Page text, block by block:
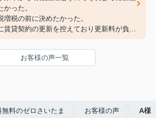
者に一言お願いします。
が震災前後だったので、一時家を持つとい
対して、消極的になったときもありました
に相談に乗ってくれて大変助かりました。
うござました。
かった。
増税の前に決めたかった。
賃貸契約の更新を控えており更新料が負担
れたため。
を選んだ決め手となった事(モノ)はなんで
家に近い。
お客様の声一覧
料のゼロさいたま お客様の声 A様